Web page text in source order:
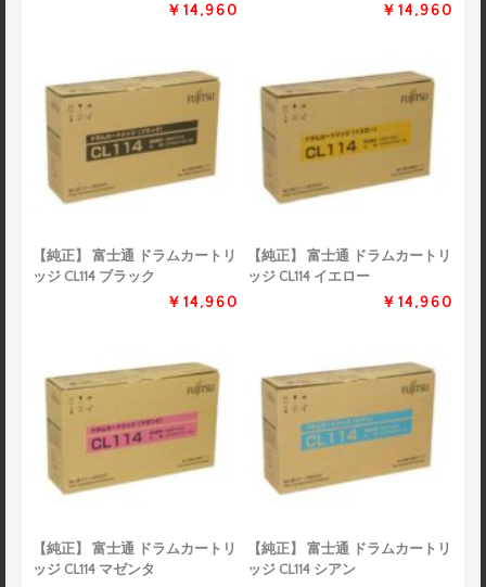
￥14,960 ￥14,960
【純正】 富士通 ドラムカートリ
ッジ CL114 ブラック
￥14,960
【純正】 富士通 ドラムカートリ
ッジ CL114 イエロー
￥14,960
【純正】 富士通 ドラムカートリ
ッジ CL114 マゼンタ
【純正】 富士通 ドラムカートリ
ッジ CL114 シアン